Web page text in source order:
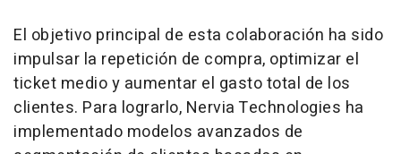
El objetivo principal de esta colaboración ha sido
impulsar la repetición de compra, optimizar el
ticket medio y aumentar el gasto total de los
clientes. Para lograrlo, Nervia Technologies ha
implementado modelos avanzados de